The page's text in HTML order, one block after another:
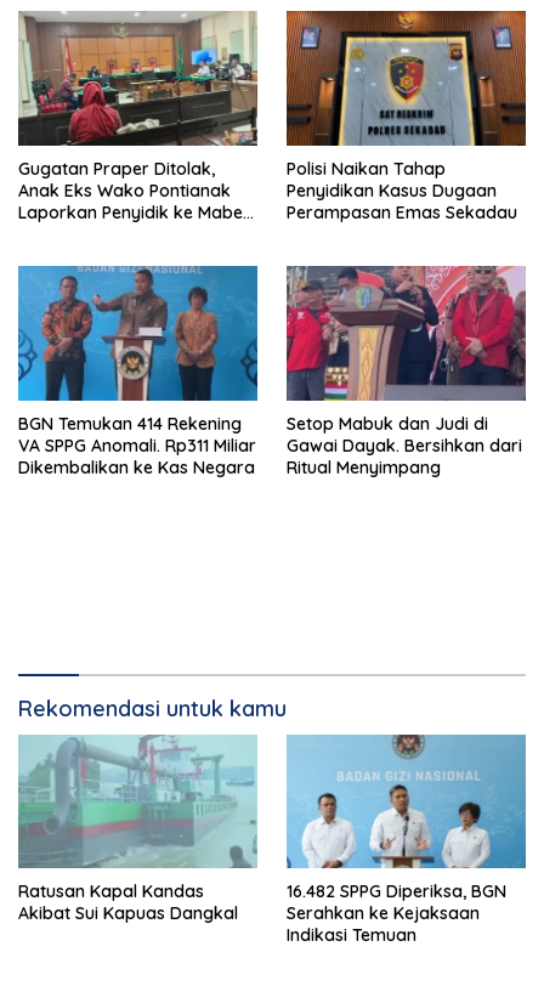
Gugatan Praper Ditolak,
Anak Eks Wako Pontianak
Laporkan Penyidik ke Mabes
Polisi Naikan Tahap
Penyidikan Kasus Dugaan
Perampasan Emas Sekadau
BGN Temukan 414 Rekening
VA SPPG Anomali. Rp311 Miliar
Dikembalikan ke Kas Negara
Setop Mabuk dan Judi di
Gawai Dayak. Bersihkan dari
Ritual Menyimpang
Rekomendasi untuk kamu
Ratusan Kapal Kandas
Akibat Sui Kapuas Dangkal
16.482 SPPG Diperiksa, BGN
Serahkan ke Kejaksaan
Indikasi Temuan